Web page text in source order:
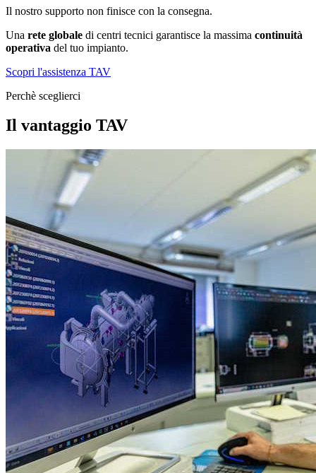
Il nostro supporto non finisce con la consegna.
Una rete globale di centri tecnici garantisce la massima continuità
operativa del tuo impianto.
Scopri l'assistenza TAV
Perchè sceglierci
Il vantaggio TAV